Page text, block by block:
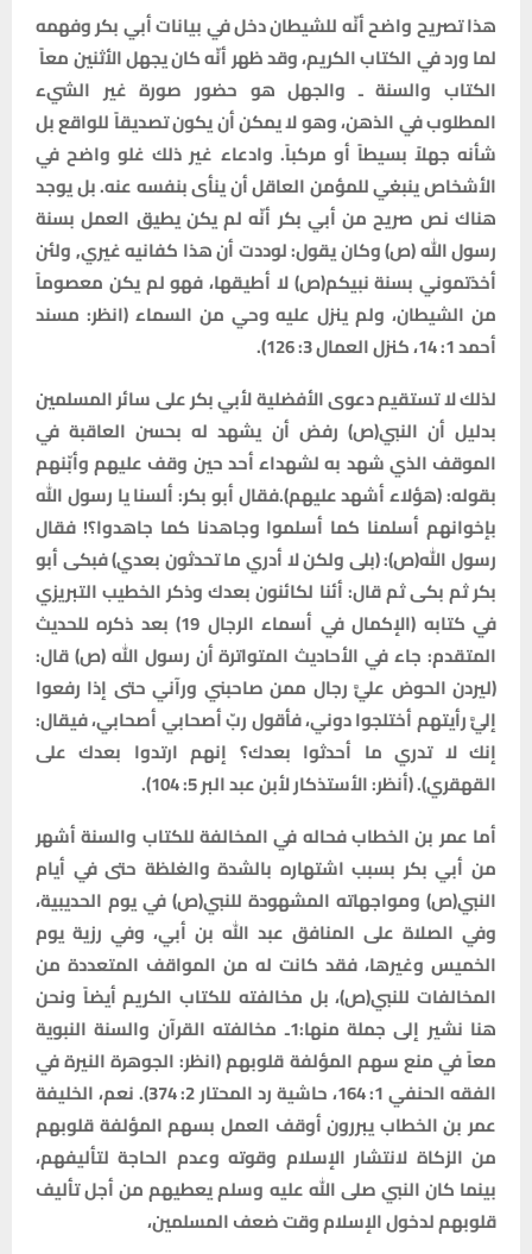
هذا تصريح واضح أنّه للشيطان دخل في بيانات أبي بكر وفهمه
لما ورد في الكتاب الكريم، وقد ظهر أنّه كان يجهل الأثنين معاً
الكتاب والسنة ـ والجهل هو حضور صورة غير الشيء
المطلوب في الذهن، وهو لا يمكن أن يكون تصديقاً للواقع بل
شأنه جهلاً بسيطاً أو مركباً. وادعاء غير ذلك غلو واضح في
الأشخاص ينبغي للمؤمن العاقل أن ينأى بنفسه عنه. بل يوجد
هناك نص صريح من أبي بكر أنّه لم يكن يطيق العمل بسنة
رسول الله (ص) وكان يقول: لوددت أن هذا كفانيه غيري, ولئن
أخذتموني بسنة نبيكم(ص) لا أطيقها، فهو لم يكن معصوماً
من الشيطان، ولم ينزل عليه وحي من السماء (انظر: مسند
أحمد 1: 14، كنزل العمال 3: 126).
لذلك لا تستقيم دعوى الأفضلية لأبي بكر على سائر المسلمين
بدليل أن النبي(ص) رفض أن يشهد له بحسن العاقبة في
الموقف الذي شهد به لشهداء أحد حين وقف عليهم وأبّنهم
بقوله: (هؤلاء أشهد عليهم).فقال أبو بكر: ألسنا يا رسول الله
بإخوانهم أسلمنا كما أسلموا وجاهدنا كما جاهدوا؟! فقال
رسول الله(ص): (بلى ولكن لا أدري ما تحدثون بعدي) فبكى أبو
بكر ثم بكى ثم قال: أئنا لكائنون بعدك وذكر الخطيب التبريزي
في كتابه (الإكمال في أسماء الرجال 19) بعد ذكره للحديث
المتقدم: جاء في الأحاديث المتواترة أن رسول الله (ص) قال:
(ليردن الحوض عليَّ رجال ممن صاحبني ورآني حتى إذا رفعوا
إليَّ رأيتهم أختلجوا دوني، فأقول ربّ أصحابي أصحابي، فيقال:
إنك لا تدري ما أحدثوا بعدك؟ إنهم ارتدوا بعدك على
القهقري).(أنظر: الأستذكار لأبن عبد البر 5: 104).
أما عمر بن الخطاب فحاله في المخالفة للكتاب والسنة أشهر
من أبي بكر بسبب اشتهاره بالشدة والغلظة حتى في أيام
النبي(ص) ومواجهاته المشهودة للنبي(ص) في يوم الحديبية،
وفي الصلاة على المنافق عبد الله بن أبي، وفي رزية يوم
الخميس وغيرها، فقد كانت له من المواقف المتعددة من
المخالفات للنبي(ص)، بل مخالفته للكتاب الكريم أيضاً ونحن
هنا نشير إلى جملة منها:1ـ مخالفته القرآن والسنة النبوية
معاً في منع سهم المؤلفة قلوبهم (انظر: الجوهرة النيرة في
الفقه الحنفي 1: 164، حاشية رد المحتار 2: 374).
نعم، الخليفة
عمر بن الخطاب يبررون أوقف العمل بسهم المؤلفة قلوبهم
من الزكاة لانتشار الإسلام وقوته وعدم الحاجة لتأليفهم،
بينما كان النبي صلى الله عليه وسلم يعطيهم من أجل تأليف
قلوبهم لدخول الإسلام وقت ضعف المسلمين،